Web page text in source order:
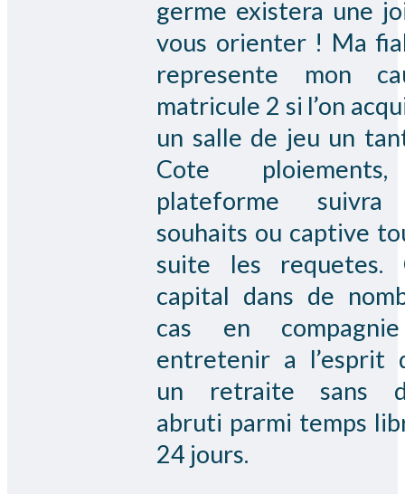
germe existera une
vous orienter ! Ma
represente mon
matricule 2 si l’on
un salle de jeu un
Cote
plateforme
souhaits ou captive
suite les requetes.
capital dans de
cas en
entretenir a l’esprit
un retraite sans
abruti parmi temps
24 jours.